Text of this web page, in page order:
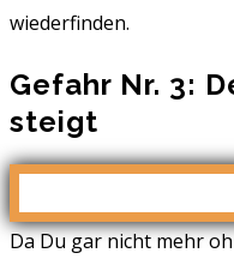
wiederfinden.
Gefahr Nr. 3:
steigt
Da Du gar nicht mehr